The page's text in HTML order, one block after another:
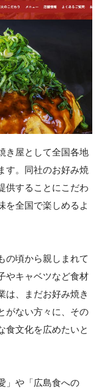
き屋として全国各地
す。同社のお好み焼
供することにこだわ
を全国で楽しめるよ
の頃から親しまれて
やキャベツなど食材
は、まだお好み焼き
がない方々に、その
食文化を広めたいと
」や「広島食への